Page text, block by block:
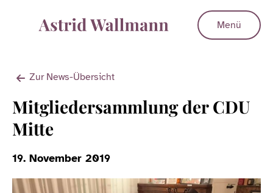
Menü
Zur News-Übersicht
Mitgliedersammlung der CDU
Mitte
19. November 2019